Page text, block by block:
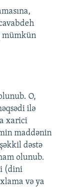
mümkün
O,
ilə
xarici
maddənin
dəstə
olunub.
(dini
və ya